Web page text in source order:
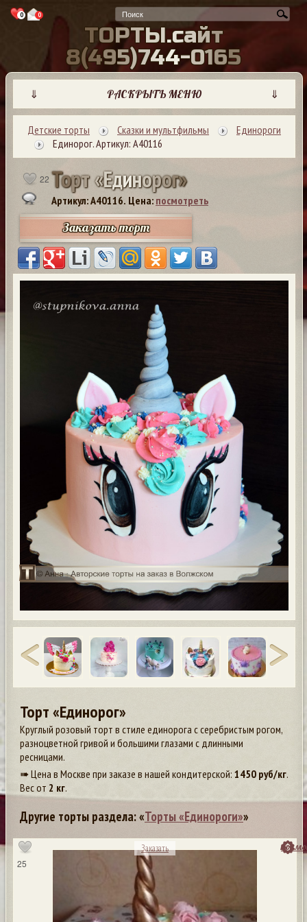
0 0
ТОРТЫ.сайт
8(495)744-0165
⇓ РАСКРЫТЬ МЕНЮ ⇓
Детские торты Сказки и мультфильмы
Единороги
Единорог. Артикул: А40116
22 Торт«Единорог»
Артикул: A40116. Цена: посмотреть
Заказать торт
Торт «Единорог»
Круглый розовый торт в стиле единорога с серебристым рогом,
разноцветной гривой и большими глазами с длинными
ресницами.
➠ Цена в Москве при заказе в нашей кондитерской: 1450 руб/кг.
Вес от 2 кг.
Другие торты раздела: «Торты «Единороги»»
25
Заказать